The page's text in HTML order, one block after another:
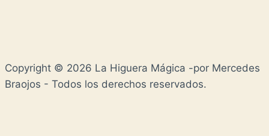
Copyright © 2026 La Higuera Mágica -por Mercedes
Braojos - Todos los derechos reservados.